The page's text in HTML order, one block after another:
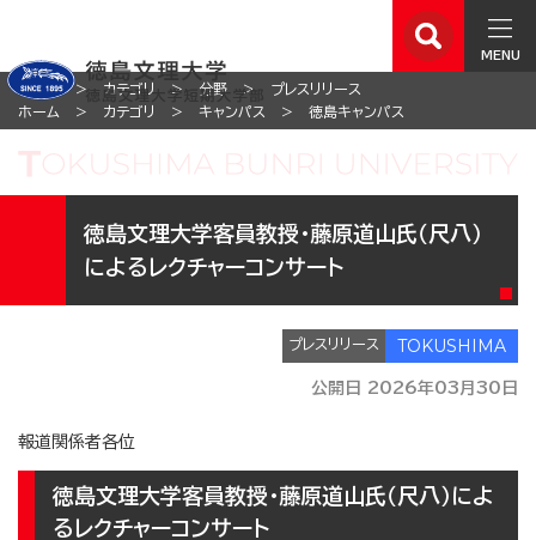
MENU
ホーム カテゴリ 分野
プレスリリース
ホーム
カテゴリ キャンパス 徳島キャンパス
徳島文理大学客員教授・藤原道山氏（尺八）
によるレクチャーコンサート
プレスリリース
公開日 2026年03月30日
報道関係者各位
徳島文理大学客員教授・藤原道山氏（尺八）によ
るレクチャーコンサート